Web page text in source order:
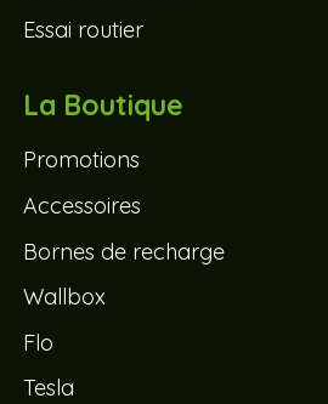
Essai routier
La Boutique
Promotions
Accessoires
Bornes de recharge
Wallbox
Flo
Tesla